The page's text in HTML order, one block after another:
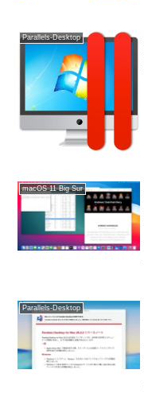
Parallels-Desktop
macOS 11 Big Sur
Parallels-Desktop